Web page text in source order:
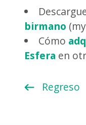
birmano
Cómo
Esfera en
Regreso